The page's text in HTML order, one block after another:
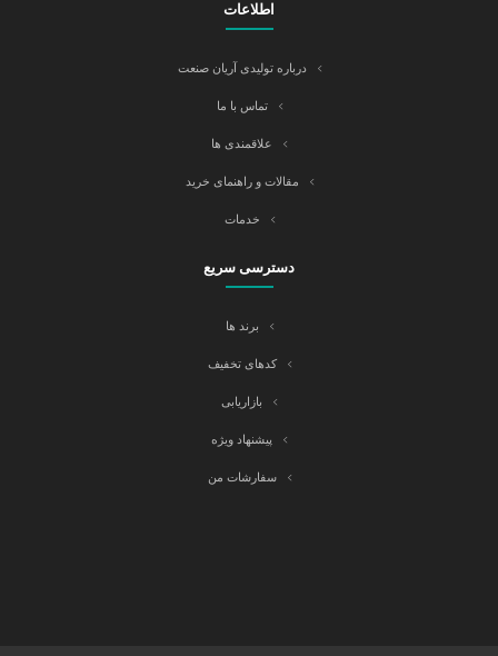
اطلاعات
درباره تولیدی آریان صنعت
تماس با ما
علاقمندی ها
مقالات و راهنمای خرید
خدمات
دسترسی سریع
برند ها
کدهای تخفیف
بازاریابی
پیشنهاد ویژه
سفارشات من